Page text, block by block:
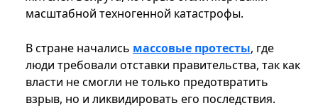
масштабной техногенной катастрофы.
В стране начались массовые протесты, где
люди требовали отставки правительства, так как
власти не смогли не только предотвратить
взрыв, но и ликвидировать его последствия.